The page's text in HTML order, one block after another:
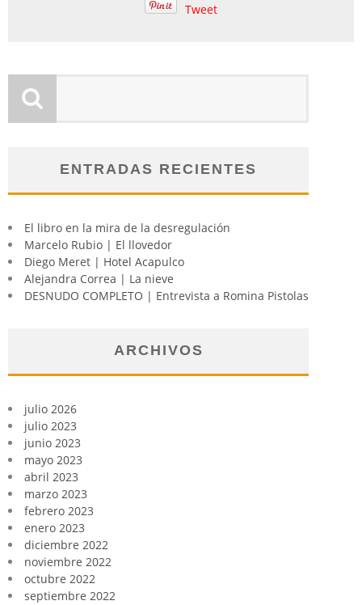
Tweet
ENTRADAS RECIENTES
El libro en la mira de la desregulación
Marcelo Rubio | El llovedor
Diego Meret | Hotel Acapulco
Alejandra Correa | La nieve
DESNUDO COMPLETO | Entrevista a Romina Pistolas
ARCHIVOS
julio 2026
julio 2023
junio 2023
mayo 2023
abril 2023
marzo 2023
febrero 2023
enero 2023
diciembre 2022
noviembre 2022
octubre 2022
septiembre 2022